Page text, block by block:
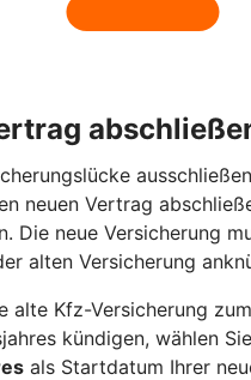
neuen Vertrag
Die neue Versicherung
alten Versicherung
alte Kfz-Versicherung
kündigen, wählen
als Startdatum Ihrer